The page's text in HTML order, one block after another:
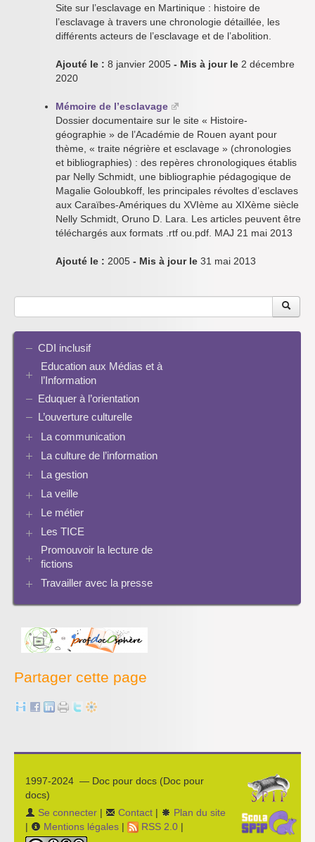
Site sur l’esclavage en Martinique : histoire de
l’esclavage à travers une chronologie détaillée, les
différents acteurs de l’esclavage et de l’abolition.
Ajouté le : 8 janvier 2005 - Mis à jour le 2 décembre
2020
Mémoire de l’esclavage
Dossier documentaire sur le site « Histoire-
géographie » de l’Académie de Rouen ayant pour
thème, « traite négrière et esclavage » (chronologies
et bibliographies) : des repères chronologiques établis
par Nelly Schmidt, une bibliographie pédagogique de
Magalie Goloubkoff, les principales révoltes d’esclaves
aux Caraïbes-Amériques du XVIème au XIXème siècle
Nelly Schmidt, Oruno D. Lara. Les articles peuvent être
téléchargés aux formats .rtf ou.pdf. MAJ 21 mai 2013
Ajouté le : 2005 - Mis à jour le 31 mai 2013
CDI inclusif
Education aux Médias et à
l’Information
EMI et translittératie
La culture de la participation
Identité / Présence numérique / Traces
Informatique, algorithmes et réalité augmentée
Enseigner Google
Ressources pour penser une didactique
Eduquer à l’orientation
L’ouverture culturelle
La communication
Plaquettes de communication
Présence numérique du CDI
La culture de l’information
Ressources pour penser une didactique
La recherche documentaire
Progression info-documentaire
Evaluation de l’information et bibliographie
Séquences à télécharger
La gestion
Les logiciels documentaires
Bcdi esidoc
La veille
Netvibes
Scoop.it
Le métier
Perspective historique
Pratiques
Les TICE
Archives Audiovisuel et Tice
Promouvoir la lecture de
fictions
Bibliographies
Travailler avec la presse
Enseigner la presse écrite
L’économie des médias
Partager cette page
1997-2024 — Doc pour docs (Doc pour
docs)
Se connecter | Contact |
Plan du site
|
Mentions légales | RSS 2.0 |